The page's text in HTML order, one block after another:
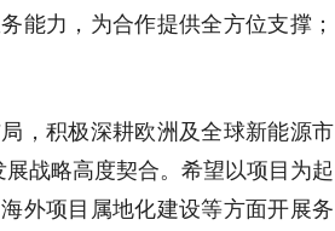
能力，为合作提供全方位支撑；
，积极深耕欧洲及全球新能源市
战略高度契合。希望以项目为起
外项目属地化建设等方面开展务